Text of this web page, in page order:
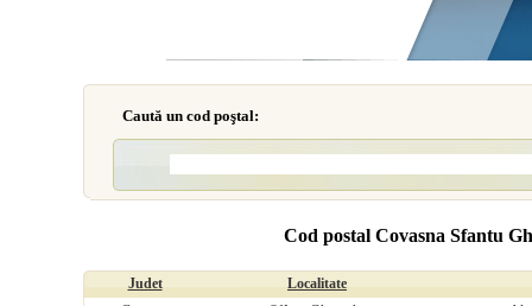
Caută un cod poştal:
Cod postal Covasna Sfantu
Judet
Localitate